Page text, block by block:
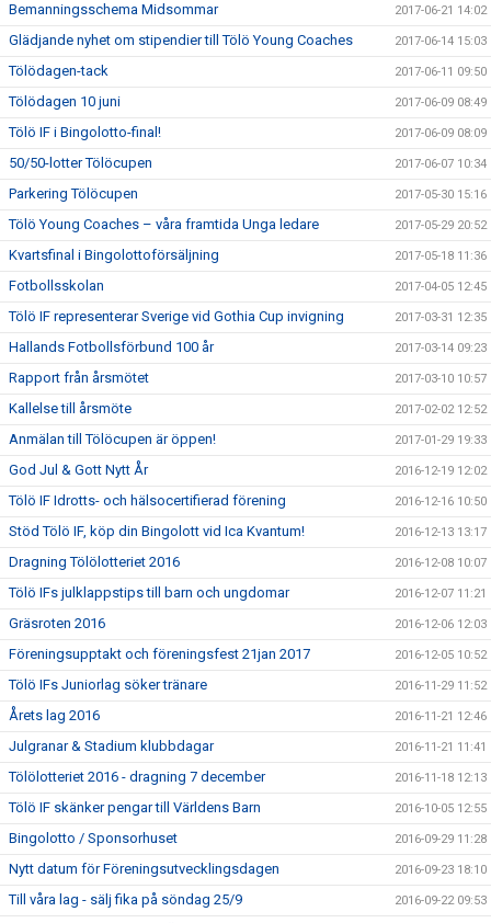
Bemanningsschema Midsommar 2017-06-21 14:02
Glädjande nyhet om stipendier till Tölö Young Coaches 2017-06-14 15:03
Tölödagen-tack 2017-06-11 09:50
Tölödagen 10 juni 2017-06-09 08:49
Tölö IF i Bingolotto-final! 2017-06-09 08:09
50/50-lotter Tölöcupen 2017-06-07 10:34
Parkering Tölöcupen 2017-05-30 15:16
Tölö Young Coaches – våra framtida Unga ledare 2017-05-29 20:52
Kvartsfinal i Bingolottoförsäljning 2017-05-18 11:36
Fotbollsskolan 2017-04-05 12:45
Tölö IF representerar Sverige vid Gothia Cup invigning 2017-03-31 12:35
Hallands Fotbollsförbund 100 år 2017-03-14 09:23
Rapport från årsmötet 2017-03-10 10:57
Kallelse till årsmöte 2017-02-02 12:52
Anmälan till Tölöcupen är öppen! 2017-01-29 19:33
God Jul & Gott Nytt År 2016-12-19 12:02
Tölö IF Idrotts- och hälsocertifierad förening 2016-12-16 10:50
Stöd Tölö IF, köp din Bingolott vid Ica Kvantum! 2016-12-13 13:17
Dragning Tölölotteriet 2016 2016-12-08 10:07
Tölö IFs julklappstips till barn och ungdomar 2016-12-07 11:21
Gräsroten 2016 2016-12-06 12:03
Föreningsupptakt och föreningsfest 21jan 2017 2016-12-05 10:52
Tölö IFs Juniorlag söker tränare 2016-11-29 11:52
Årets lag 2016 2016-11-21 12:46
Julgranar & Stadium klubbdagar 2016-11-21 11:41
Tölölotteriet 2016 - dragning 7 december 2016-11-18 12:13
Tölö IF skänker pengar till Världens Barn 2016-10-05 12:55
Bingolotto / Sponsorhuset 2016-09-29 11:28
Nytt datum för Föreningsutvecklingsdagen 2016-09-23 18:10
Till våra lag - sälj fika på söndag 25/9 2016-09-22 09:53